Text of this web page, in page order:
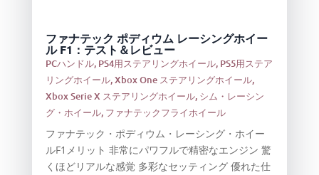
ファナテック ポディウム レーシングホイー
ル F1：テスト＆レビュー
PCハンドル, PS4用ステアリングホイール, PS5用ステア
リングホイール,Xbox One ステアリングホイール,
Xbox Serie X ステアリングホイール, シム・レーシン
グ・ホイール, ファナテックフライホイール
ファナテック・ポディウム・レーシング・ホイー
ルF1メリット 非常にパワフルで精密なエンジン 驚
くほどリアルな感覚 多彩なセッティング 優れた仕